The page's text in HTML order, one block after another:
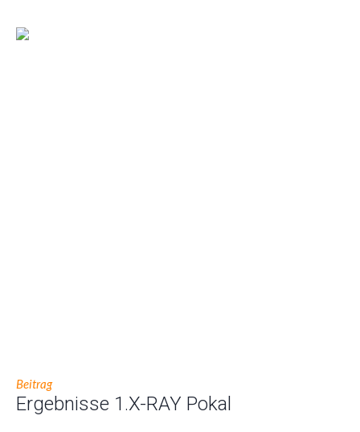
Beitrag
Ergebnisse 1.X-RAY Pokal